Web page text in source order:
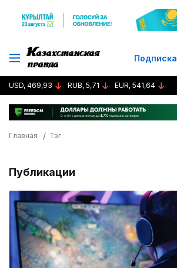
Подписка
USD, 469,93 RUB, 5,71 EUR, 541,64
Главная Тэг
Публикации